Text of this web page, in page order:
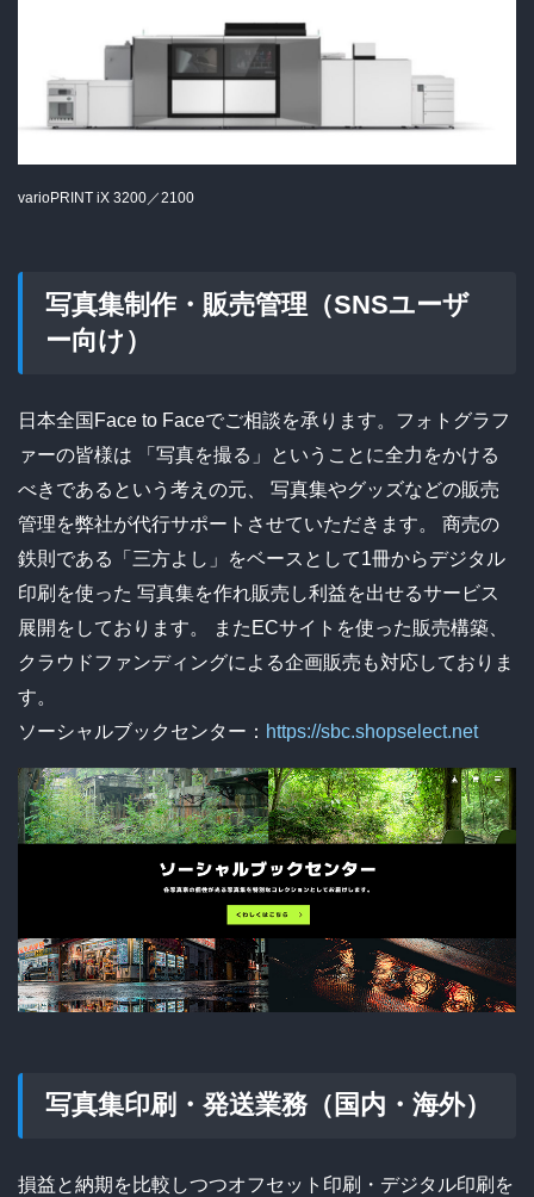
varioPRINT iX 3200／2100
写真集制作・販売管理（SNSユーザ
ー向け）
日本全国Face to Faceでご相談を承ります。フォトグラフ
ァーの皆様は 「写真を撮る」ということに全力をかける
べきであるという考えの元、
写真集やグッズなどの販売
管理を弊社が代行サポートさせていただきます。
商売の
鉄則である「三方よし」をベースとして1冊からデジタル
印刷を使った 写真集を作れ販売し利益を出せるサービス
展開をしております。
またECサイトを使った販売構築、
クラウドファンディングによる企画販売も対応しておりま
す。
ソーシャルブックセンター： https://sbc.shopselect.net
写真集印刷・発送業務（国内・海外）
損益と納期を比較しつつオフセット印刷・デジタル印刷を